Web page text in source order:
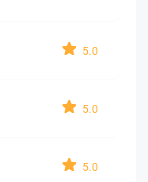
5.0
5.0
5.0